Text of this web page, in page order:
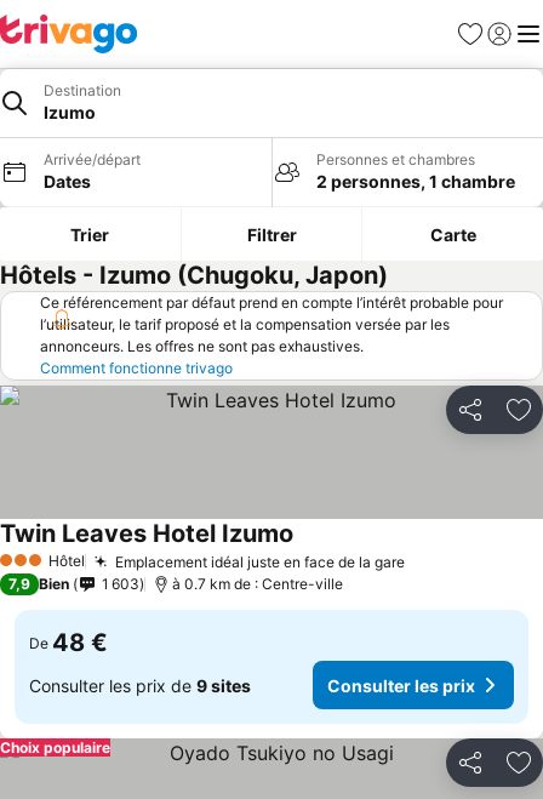
Favoris
Se
Destination
Izumo
Arrivée/départ
Dates
Personnes et chambres
2 personnes, 1 chambre
Trier Filtrer Carte
Hôtels - Izumo (Chugoku, Japon)
Ce référencement par défaut prend en compte l’intérêt probable pour
l’utilisateur, le tarif proposé et la compensation versée par les
annonceurs. Les offres ne sont pas exhaustives.
Comment fonctionne trivago
Partager
3 ÉtoilesHôtel Emplacement idéal juste en face de la gare
Twin Leaves Hotel Izumo
7,9 Bien 1 603 à 0.7 km de : Centre-ville
De 48 €
Consulter les prix de 9 sites Consulter les prix
Partager
Choix populaire